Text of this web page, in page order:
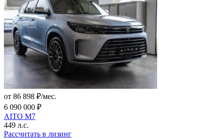
от 86 898 ₽/мес.
6 090 000 ₽
AITO M7
449 л.с.
Рассчитать в лизинг